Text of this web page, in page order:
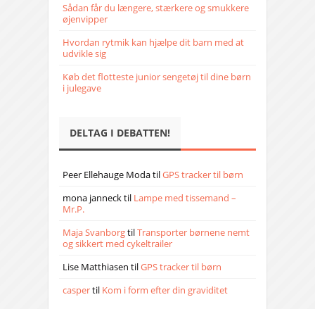
Sådan får du længere, stærkere og smukkere
øjenvipper
Hvordan rytmik kan hjælpe dit barn med at
udvikle sig
Køb det flotteste junior sengetøj til dine børn
i julegave
DELTAG I DEBATTEN!
Peer Ellehauge ModatilGPS tracker til børn
mona jannecktil Lampe med tissemand –
Mr.P.
Maja SvanborgtilTransporter børnene nemt
og sikkert med cykeltrailer
Lise Matthiasen tilGPS tracker til børn
caspertil Kom i form efter din graviditet